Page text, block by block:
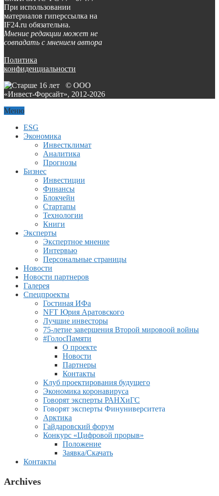
При использовании
материалов гиперссылка на
IF24.ru обязательна.
Мнение редакции может не
совпадать с мнением автора
Политика
конфиденциальности
© ООО
«Инвест-Форсайт», 2012-2026
Меню
ESG
Экономика
Инвестклимат
Аналитика
Прогнозы
Бизнес
Инвестиции
Финансы
Блокчейн
Стартапы
Технологии
Книги
Эксперты
Экспертное мнение
Интервью
Персональные страницы
Новости
Новости партнеров
Галерея
Спецпроекты
Гостиная ИФа
NFT Юрия Аратовского
Лучшие инвесторы
75-летие завершения Второй мировоой войны
#ГолосПамяти
О проекте
Новости
Партнеры
Контакты
Клуб проектирования будущего
Экономика коронавируса
Говорят эксперты РАНХиГС
Говорят эксперты Финуниверситета
Арктика
Гайдаровский форум
Конкурс «Цифровой прорыв»
Положение
Заявка/Скачать
Контакты
Archives